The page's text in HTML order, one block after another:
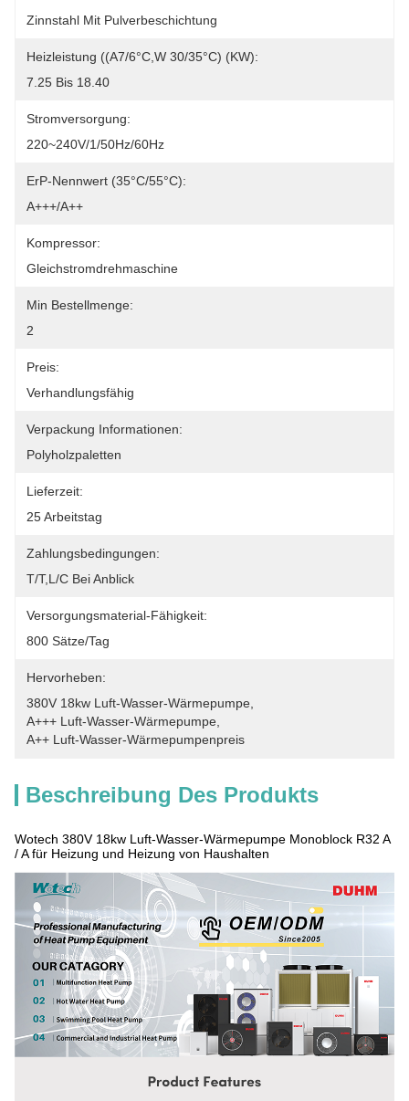
Zinnstahl Mit Pulverbeschichtung
Heizleistung ((A7/6°C,W 30/35°C) (kW):
7.25 Bis 18.40
Stromversorgung:
220~240V/1/50Hz/60Hz
ErP-Nennwert (35°C/55°C):
A+++/A++
Kompressor:
Gleichstromdrehmaschine
Min Bestellmenge:
2
Preis:
Verhandlungsfähig
Verpackung Informationen:
Polyholzpaletten
Lieferzeit:
25 Arbeitstag
Zahlungsbedingungen:
T/T,L/C Bei Anblick
Versorgungsmaterial-Fähigkeit:
800 Sätze/Tag
Hervorheben:
380V 18kw Luft-Wasser-Wärmepumpe
A+++ Luft-Wasser-Wärmepumpe
A++ Luft-Wasser-Wärmepumpenpreis
Beschreibung Des Produkts
Wotech 380V 18kw Luft-Wasser-Wärmepumpe Monoblock R32 A
/ A für Heizung und Heizung von Haushalten